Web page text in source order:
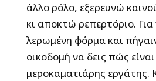
άλλο ρόλο, εξερευνώ
κι αποκτώ ρεπερτόριο.
λερωμένη φόρμα και
οικοδομή να δεις πώς
μεροκαματιάρης εργάτης.